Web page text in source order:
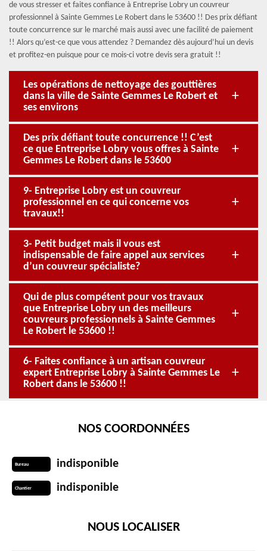
de vous stresser et faites confiance à Entreprise Lobry un couvreur
professionnel à Sainte Gemmes Le Robert dans le 53600 !! Des prix défiant
toute concurrence sur le marché mais aussi avec une facilité de paiement
!! Alors qu’est-ce que vous attendez ? Demandez dès aujourd’hui un devis
et profitez-en puisque pour ce mois-ci votre devis sera gratuit !!
Les opérations de nettoyage des gouttières
dans la ville de Sainte Gemmes Le Robert et
ses environs
Des prix défiant toute concurrence !! C’est
ce que Entreprise Lobry vous offres à Sainte
Gemmes Le Robert dans le 53600
9- Entreprise Lobry est un couvreur
professionnel en ce qui concerne vos
travaux!!
3- Petit budget mais il vous est
indispensable de faire appel aux services
d’un couvreur spécialiste?
Qui de plus compétent pour vos travaux
que Entreprise Lobry un des meilleurs
couvreurs professionnels à Sainte Gemmes
Le Robert le 53600 !!
6- Faites confiance à un artisan couvreur
expert Entreprise Lobry à Sainte Gemmes Le
Robert dans le 53600 !!
NOS COORDONNÉES
Bureau indisponible
Chantier indisponible
NOUS LOCALISER